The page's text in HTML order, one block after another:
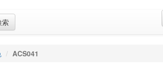
索
ACS041